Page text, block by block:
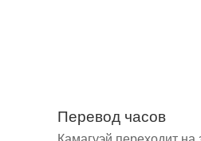
Перевод часов